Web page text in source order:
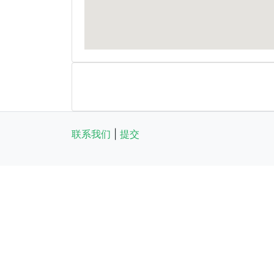
联系我们 提交